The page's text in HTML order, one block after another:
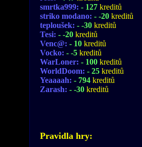
smrtka999: - 127 kreditů
striko modano: - -20 kreditů
teploušek: - -30 kreditů
Tesi: - -20 kreditů
Venc@: - 10 kreditů
Vocko: - -5 kreditů
WarLoner: - 100 kreditů
WorldDoom: - 25 kreditů
Yeaaaah: - 794 kreditů
Zarash: - -30 kreditů
Pravidla hry: